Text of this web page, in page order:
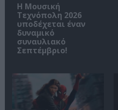
Η Μουσική
Τεχνόπολη 2026
υποδέχεται έναν
δυναμικό
συναυλιακό
Σεπτέμβριο!